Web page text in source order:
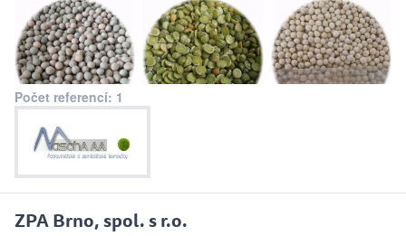
Počet referencí: 1
ZPA Brno, spol. s r.o.